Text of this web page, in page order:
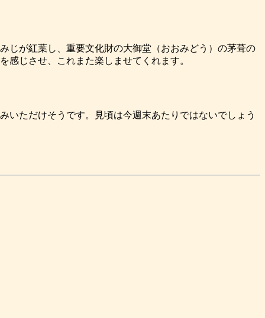
じが紅葉し、重要文化財の大御堂（おおみどう）の茅葺の
感じさせ、これまた楽しませてくれます。
いただけそうです。見頃は今週末あたりではないでしょう